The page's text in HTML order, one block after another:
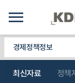
경제정책정보
최신자료 정책